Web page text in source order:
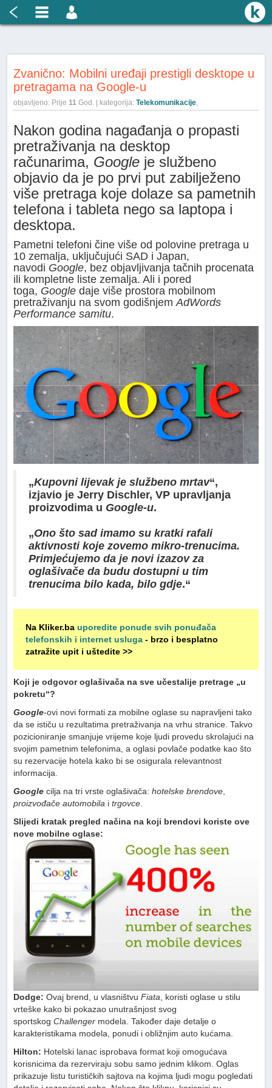
Zvanično: Mobilni uređaji prestigli desktope u
pretragama na Google-u
objavljeno: Prije11 God. | kategorija:Telekomunikacije,
Nakon godina nagađanja o propasti
pretraživanja na desktop
računarima, Google je službeno
objavio da je po prvi put zabilježeno
više pretraga koje dolaze sa pametnih
telefona i tableta nego sa laptopa i
desktopa.
Pametni telefoni čine više od polovine pretraga u
10 zemalja, uključujući SAD i Japan,
navodi Google, bez objavljivanja tačnih procenata
ili kompletne liste zemalja. Ali i pored
toga, Google daje više prostora mobilnom
pretraživanju na svom godišnjemAdWords
Performance samitu.
„Kupovni lijevak je službeno mrtav“,
izjavio je Jerry Dischler, VP upravljanja
proizvodima u Google-u.
„Ono što sad imamo su kratki rafali
aktivnosti koje zovemo mikro-trenucima.
Primjećujemo da je novi izazov za
oglašivače da budu dostupni u tim
trenucima bilo kada, bilo gdje.“
Na Kliker.bauporedite ponude svih ponuđača
telefonskih i internet usluga - brzo i besplatno
zatražite upit i uštedite >>
Koji je odgovor oglašivača na sve učestalije pretrage „u
pokretu“?
Google-ovi novi formati za mobilne oglase su napravljeni tako
da se ističu u rezultatima pretraživanja na vrhu stranice. Takvo
pozicioniranje smanjuje vrijeme koje ljudi provedu skrolajući na
svojim pametnim telefonima, a oglasi povlače podatke kao što
su rezervacije hotela kako bi se osigurala relevantnost
informacija.
Google cilja na tri vrste oglašivača:hotelske brendove
proizvođače automobila itrgovce
Slijedi kratak pregled načina na koji brendovi koriste ove
nove mobilne oglase:
Dodge:Ovaj brend, u vlasništvuFiata , koristi oglase u stilu
vrteške kako bi pokazao unutrašnjost svog
sportskogChallenger modela. Također daje detalje o
karakteristikama modela, ponudi i obližnjim auto kućama.
Hilton: Hotelski lanac isprobava format koji omogućava
korisnicima da rezerviraju sobu samo jednim klikom. Oglas
prikazuje listu turističkih sajtova na kojima ljudi mogu pogledati